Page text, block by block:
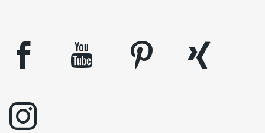
facebook youtube pinterest
xing
instagram